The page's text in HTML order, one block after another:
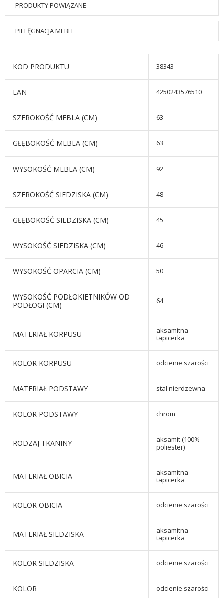
PRODUKTY POWIĄZANE
PIELĘGNACJA MEBLI
KOD PRODUKTU 38343
EAN 4250243576510
SZEROKOŚĆ MEBLA (CM) 63
GŁĘBOKOŚĆ MEBLA (CM) 63
WYSOKOŚĆ MEBLA (CM) 92
SZEROKOŚĆ SIEDZISKA (CM) 48
GŁĘBOKOŚĆ SIEDZISKA (CM) 45
WYSOKOŚĆ SIEDZISKA (CM) 46
WYSOKOŚĆ OPARCIA (CM) 50
WYSOKOŚĆ PODŁOKIETNIKÓW OD
PODŁOGI (CM)
64
MATERIAŁ KORPUSU
aksamitna
tapicerka
KOLOR KORPUSU odcienie szarości
MATERIAŁ PODSTAWY stal nierdzewna
KOLOR PODSTAWY chrom
RODZAJ TKANINY
aksamit (100%
poliester)
MATERIAŁ OBICIA
aksamitna
tapicerka
KOLOR OBICIA odcienie szarości
MATERIAŁ SIEDZISKA
aksamitna
tapicerka
KOLOR SIEDZISKA odcienie szarości
KOLOR odcienie szarości